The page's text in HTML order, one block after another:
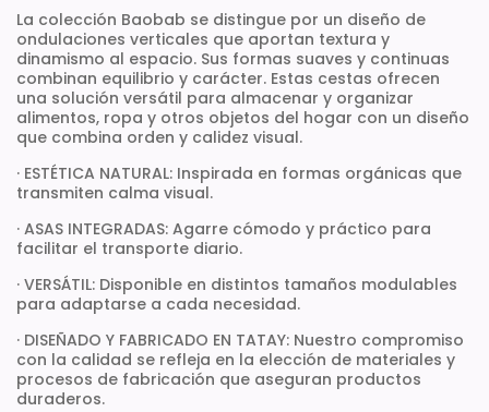
La colección Baobab se distingue por un diseño de
ondulaciones verticales que aportan textura y
dinamismo al espacio. Sus formas suaves y continuas
combinan equilibrio y carácter. Estas cestas ofrecen
una solución versátil para almacenar y organizar
alimentos, ropa y otros objetos del hogar con un diseño
que combina orden y calidez visual.
· ESTÉTICA NATURAL: Inspirada en formas orgánicas que
transmiten calma visual.
· ASAS INTEGRADAS: Agarre cómodo y práctico para
facilitar el transporte diario.
· VERSÁTIL: Disponible en distintos tamaños modulables
para adaptarse a cada necesidad.
· DISEÑADO Y FABRICADO EN TATAY: Nuestro compromiso
con la calidad se refleja en la elección de materiales y
procesos de fabricación que aseguran productos
duraderos.